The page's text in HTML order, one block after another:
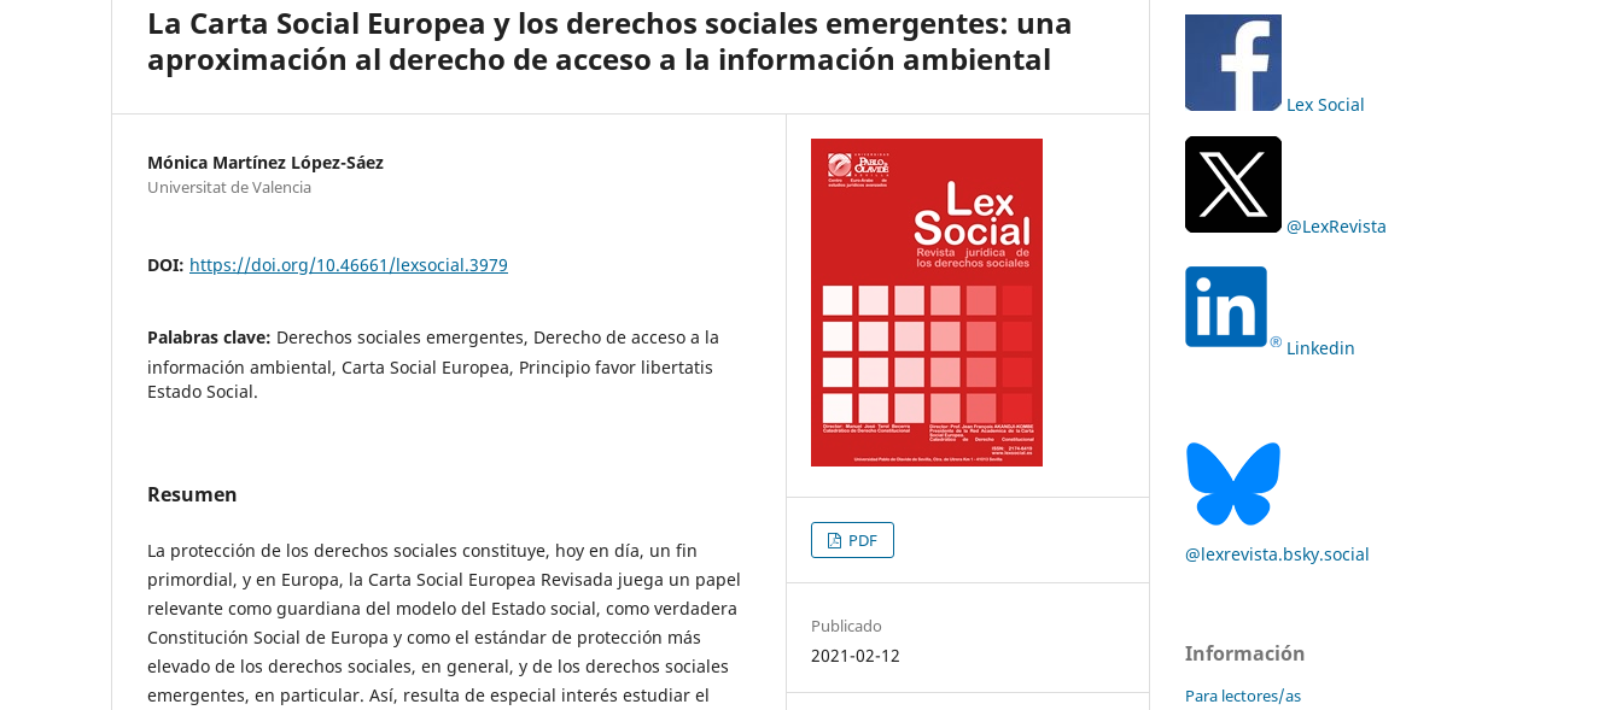
La Carta Social Europea y los derechos sociales emergentes: una
aproximación al derecho de acceso a la información ambiental
Mónica Martínez López-Sáez
Universitat de Valencia
DOI: https://doi.org/10.46661/lexsocial.3979
Palabras clave: Derechos sociales emergentes, Derecho de acceso a la
información ambiental, Carta Social Europea, Principio favor libertatis
Estado Social.
Resumen
La protección de los derechos sociales constituye, hoy en día, un fin
primordial, y en Europa, la Carta Social Europea Revisada juega un papel
relevante como guardiana del modelo del Estado social, como verdadera
Constitución Social de Europa y como el estándar de protección más
elevado de los derechos sociales, en general, y de los derechos sociales
emergentes, en particular. Así, resulta de especial interés estudiar el
PDF
Publicado
2021-02-12
Lex Social
@LexRevista
Linkedin
@lexrevista.bsky.social
Información
Para lectores/as